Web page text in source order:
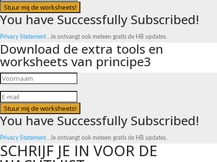
Stuur mij de worksheets!
You have Successfully Subscribed!
Privacy Statement . Je ontvangt ook meteen gratis de HB updates.
Download de extra tools en
worksheets van principe3
Stuur mij de worksheets!
You have Successfully Subscribed!
Privacy Statement . Je ontvangt ook meteen gratis de HB updates.
SCHRIJF JE IN VOOR DE